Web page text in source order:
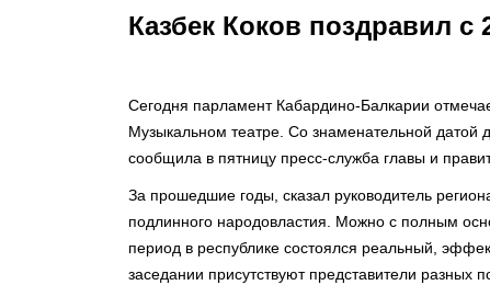
Казбек Коков поздравил с
Сегодня парламент Кабардино-Балкарии
Музыкальном театре. Со знаменательной датой
сообщила в пятницу пресс-служба главы и
За прошедшие годы, сказал руководитель
подлинного народовластия. Можно с полным
период в республике состоялся реальный,
заседании присутствуют представители разных